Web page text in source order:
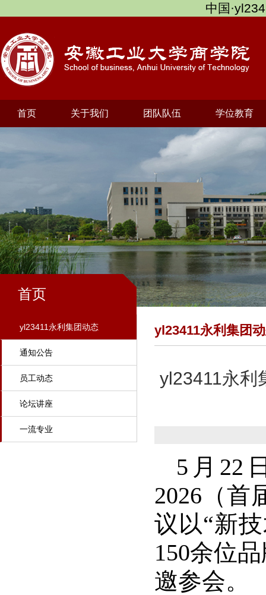
中国
首页 关于我们 团队队伍 学位教育
首页
yl23411永利集团动态
通知公告
员工动态
论坛讲座
一流专业
yl23411永利集团
yl23411永利
5月22
2026（首
议以“新
150余位
邀参会。